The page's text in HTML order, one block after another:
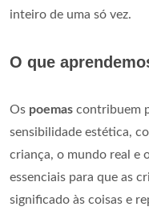
inteiro de uma só vez.
O que
Os poemas contribuem
sensibilidade estética,
criança, o mundo real e
essenciais para que as
significado às coisas e